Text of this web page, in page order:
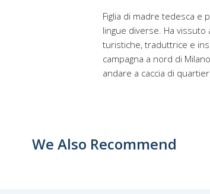
Figlia di madre tedesca e
lingue diverse. Ha
turistiche, traduttrice e
campagna a nord di
andare a caccia di
We Also Recommend